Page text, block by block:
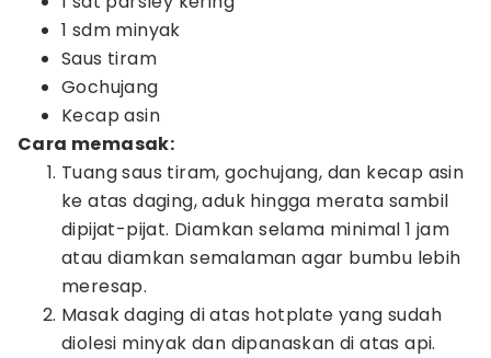
1 sdm minyak
Saus tiram
Gochujang
Kecap asin
Cara memasak:
Tuang saus tiram, gochujang, dan kecap asin
ke atas daging, aduk hingga merata sambil
dipijat-pijat. Diamkan selama minimal 1 jam
atau diamkan semalaman agar bumbu lebih
meresap.
Masak daging di atas hotplate yang sudah
diolesi minyak dan dipanaskan di atas api.